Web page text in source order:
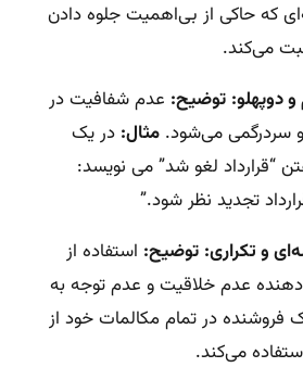
که حاکی از بی‌اهمیت جلوه دادن
می‌کند.
دوپهلو: توضیح: عدم شفافیت در
سردرگمی می‌شود. مثال: در یک
“قرارداد لغو شد” می نویسد:
تجدید نظر شود.”
و تکراری: توضیح: استفاده از
عدم خلاقیت و عدم توجه به
فروشنده در تمام مکالمات خود از
می‌کند.